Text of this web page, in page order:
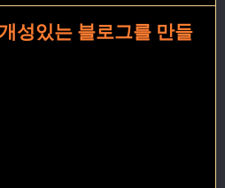
성있는 블로그를 만들